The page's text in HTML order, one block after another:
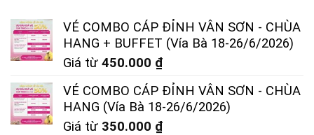
VÉ COMBO CÁP ĐỈNH VÂN SƠN - CHÙA
HANG + BUFFET (Vía Bà 18-26/6/2026)
Giá từ 450.000 ₫
VÉ COMBO CÁP ĐỈNH VÂN SƠN - CHÙA
HANG (Vía Bà 18-26/6/2026)
Giá từ 350.000 ₫